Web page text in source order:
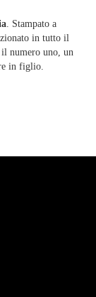
. Stampato a
in tutto il
numero uno, un
in figlio.